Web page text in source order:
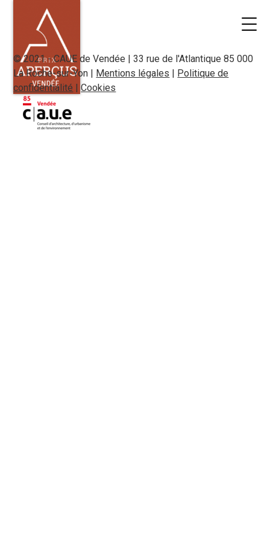
© 2021 - CAUE de Vendée | 33 rue de l'Atlantique 85 000
La Roche-sur-Yon | Mentions légales | Politique de
confidentialité |Cookies